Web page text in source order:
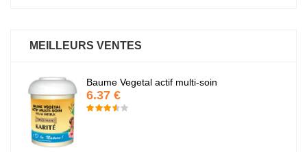
MEILLEURS VENTES
Baume Vegetal actif multi-soin
6.37 €